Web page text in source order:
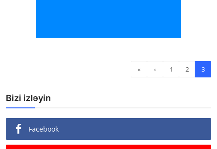
« ‹ 1 2 3
Bizi izləyin
Facebook